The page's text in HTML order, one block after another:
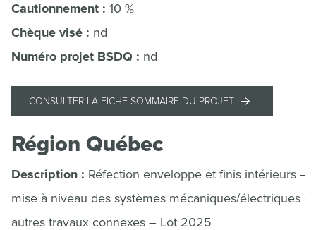
Cautionnement : 10 %
Chèque visé : nd
Numéro projet BSDQ : nd
CONSULTER LA FICHE SOMMAIRE DU PROJET
Région Québec
Description : Réfection enveloppe et finis intérieurs –
mise à niveau des systèmes mécaniques/électriques et
autres travaux connexes – Lot 2025